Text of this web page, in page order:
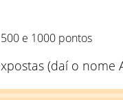
e 1000 pontos
(daí o nome